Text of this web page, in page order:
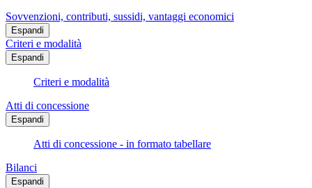
Sovvenzioni, contributi, sussidi, vantaggi economici
Espandi
Criteri e modalità
Espandi
Criteri e modalità
Atti di concessione
Espandi
Atti di concessione - in formato tabellare
Bilanci
Espandi